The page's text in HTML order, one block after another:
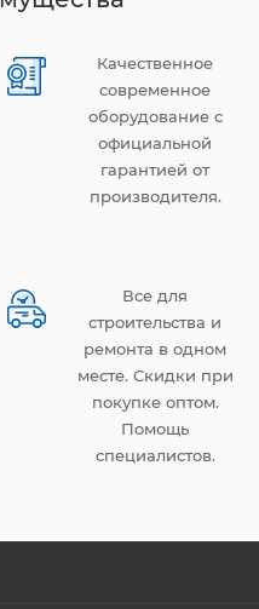
Качественное
современное
оборудование с
официальной
гарантией от
производителя.
Все для
строительства и
ремонта в одном
месте. Скидки при
покупке оптом.
Помощь
специалистов.